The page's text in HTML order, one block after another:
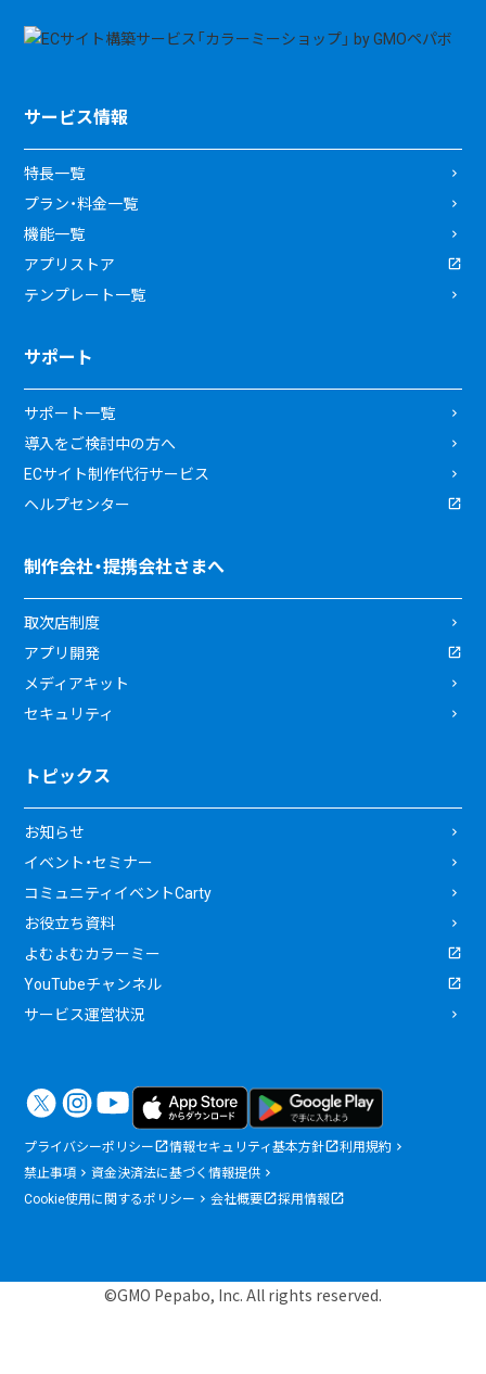
サービス情報
特長一覧
プラン・料金一覧
機能一覧
アプリストア
テンプレート一覧
サポート
サポート一覧
導入をご検討中の方へ
ECサイト制作代行サービス
ヘルプセンター
制作会社・提携会社さまへ
取次店制度
アプリ開発
メディアキット
セキュリティ
トピックス
お知らせ
イベント・セミナー
コミュニティイベントCarty
お役立ち資料
よむよむカラーミー
YouTubeチャンネル
サービス運営状況
プライバシーポリシー 情報セキュリティ基本方針
利用規約
禁止事項
資金決済法に基づく情報提供
Cookie使用に関するポリシー
会社概要 採用情報
©GMO Pepabo, Inc. All rights reserved.